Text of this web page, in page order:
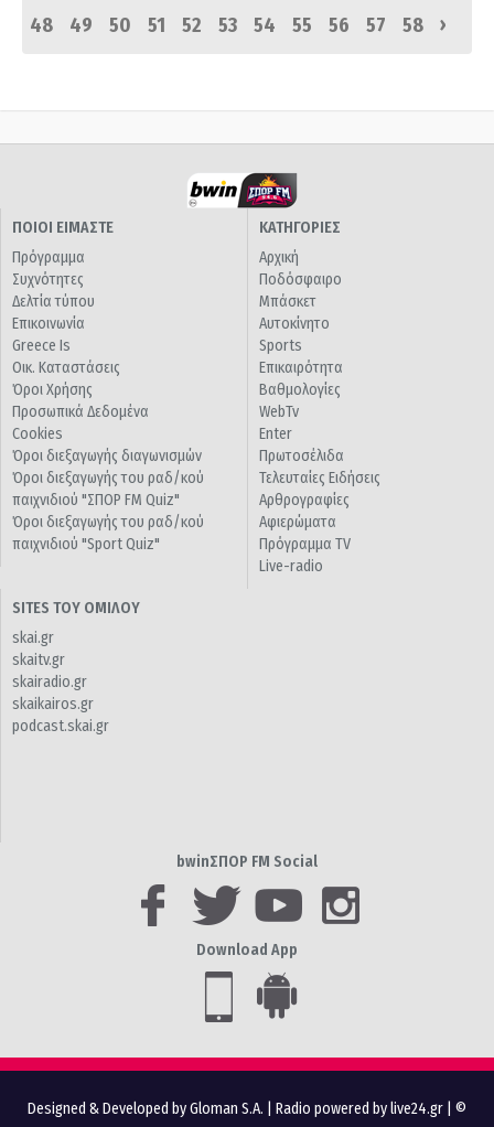
48
49 50 51 52 53 54 55 56 57 58 ›
ΠΟΙΟΙ ΕΙΜΑΣΤΕ
Πρόγραμμα
Συχνότητες
Δελτία τύπου
Επικοινωνία
Greece Is
Οικ. Καταστάσεις
Όροι Χρήσης
Προσωπικά Δεδομένα
Cookies
Όροι διεξαγωγής διαγωνισμών
Όροι διεξαγωγής του ραδ/κού
παιχνιδιού "ΣΠΟΡ FM Quiz"
Όροι διεξαγωγής του ραδ/κού
παιχνιδιού "Sport Quiz"
ΚΑΤΗΓΟΡΙΕΣ
Αρχική
Ποδόσφαιρο
Μπάσκετ
Αυτοκίνητο
Sports
Επικαιρότητα
Βαθμολογίες
WebTv
Enter
Πρωτοσέλιδα
Τελευταίες Ειδήσεις
Αρθρογραφίες
Αφιερώματα
Πρόγραμμα TV
Live-radio
SITES ΤΟΥ ΟΜΙΛΟΥ
skai.gr
skaitv.gr
skairadio.gr
skaikairos.gr
podcast.skai.gr
bwinΣΠΟΡ FM Social
Download App
Designed & Developed by Gloman S.A. Radio powered by live24.gr | ©